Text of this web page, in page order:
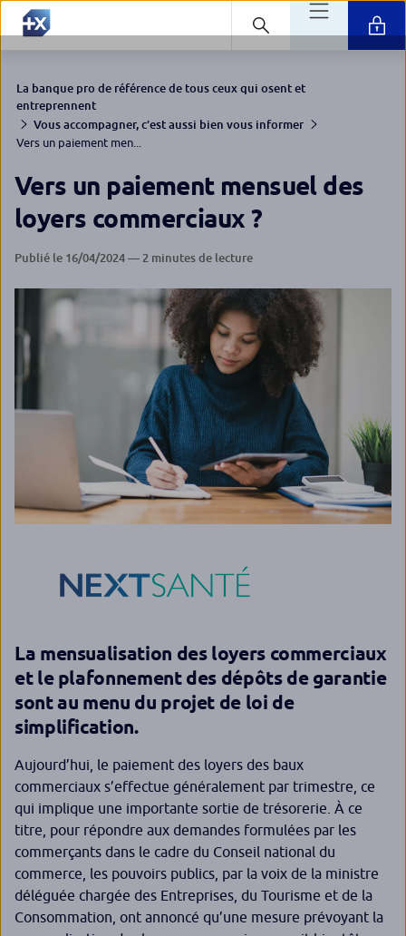
La banque pro de référence de tous ceux qui osent et
entreprennent
Vous accompagner, c’est aussi bien vous informer
Vers un paiement men...
Vers un paiement mensuel des
loyers commerciaux ?
Publié le 16/04/2024 — 2 minutes de lecture
La mensualisation des loyers commerciaux
et le plafonnement des dépôts de garantie
sont au menu du projet de loi de
simplification.
Aujourd’hui, le paiement des loyers des baux
commerciaux s’effectue généralement par trimestre, ce
qui implique une importante sortie de trésorerie. À ce
titre, pour répondre aux demandes formulées par les
commerçants dans le cadre du Conseil national du
commerce, les pouvoirs publics, par la voix de la ministre
déléguée chargée des Entreprises, du Tourisme et de la
Consommation, ont annoncé qu’une mesure prévoyant la